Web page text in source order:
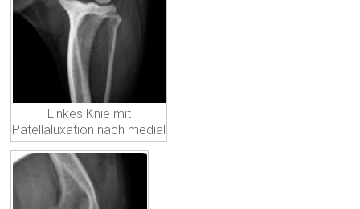
Linkes Knie mit
Patellaluxation nach medial